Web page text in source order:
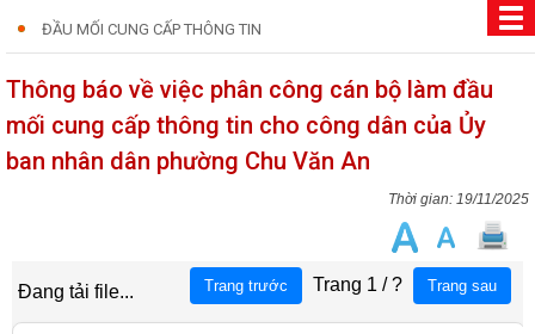
ĐẦU MỐI CUNG CẤP THÔNG TIN
Thông báo về việc phân công cán bộ làm đầu
mối cung cấp thông tin cho công dân của Ủy
ban nhân dân phường Chu Văn An
19/11/2025